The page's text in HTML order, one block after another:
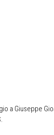
a Giuseppe